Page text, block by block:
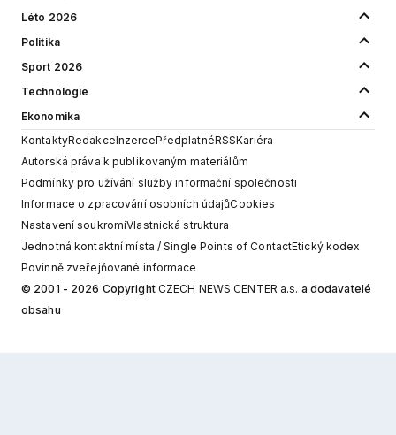
Léto 2026
Politika
Sport 2026
Technologie
Ekonomika
KontaktyRedakceInzercePředplatnéRSSKariéra
Autorská práva k publikovaným materiálům
Podmínky pro užívání služby informační společnosti
Informace o zpracování osobních údajůCookies
Nastavení soukromíVlastnická struktura
Jednotná kontaktní místa / Single Points of ContactEtický kodex
Povinně zveřejňované informace
© 2001 - 2026 Copyright CZECH NEWS CENTER a.s. a dodavatelé
obsahu